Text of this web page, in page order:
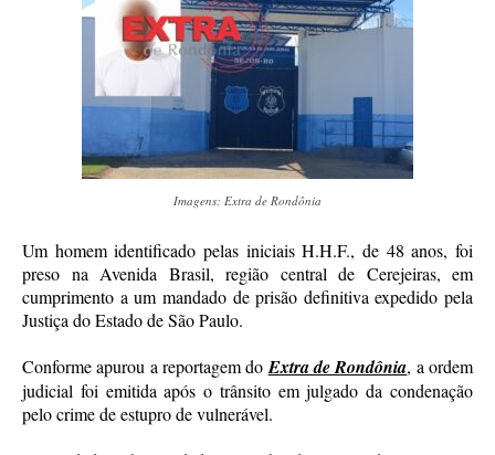
Imagens: Extra de Rondônia
Um homem identificado pelas iniciais H.H.F., de 48 anos, foi
preso na Avenida Brasil, região central de Cerejeiras, em
cumprimento a um mandado de prisão definitiva expedido pela
Justiça do Estado de São Paulo.
Conforme apurou a reportagem do Extra de Rondônia, a ordem
judicial foi emitida após o trânsito em julgado da condenação
pelo crime de estupro de vulnerável.